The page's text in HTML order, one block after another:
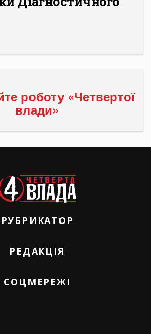
роботу «Четвертої
влади»
РУБРИКАТОР
РЕДАКЦІЯ
СОЦМЕРЕЖІ